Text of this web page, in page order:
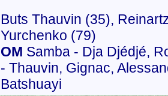
Buts Thauvin (35),
Yurchenko (79)
OM Samba - Dja Djédjé,
- Thauvin, Gignac,
Batshuayi